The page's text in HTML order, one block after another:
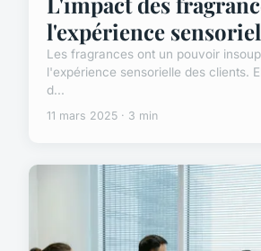
l'expérience
Les fragrances ont un pouvoir
l'expérience sensorielle des clients.
d...
11 mars 2025 · 3 min